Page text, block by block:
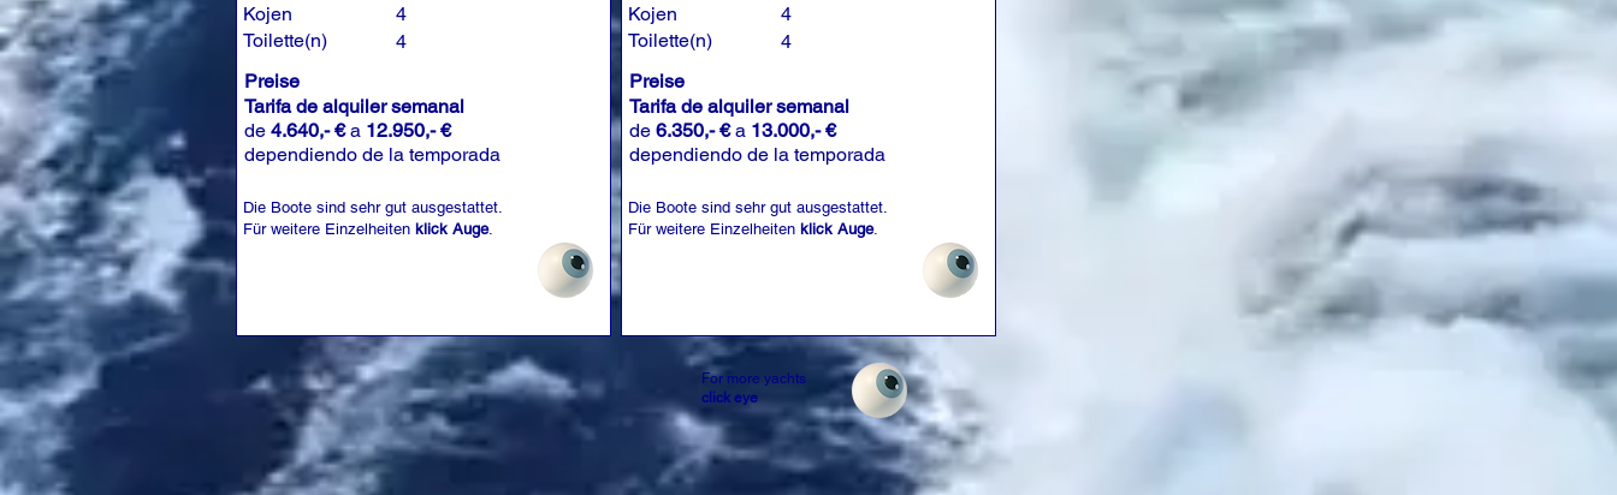
Kojen
Toilette(n)
4
4
Preise
Tarifa de alquiler semanal
de 4.640,- €a 12.950,- €
dependiendo de la temporada
Die Boote sind sehr gut ausgestattet.
Für weitere Einzelheiten klick Auge.
Kojen
Toilette(n)
4
4
Preise
Tarifa de alquiler semanal
de 6.350,- €a 13.000,- €
dependiendo de la temporada
Die Boote sind sehr gut ausgestattet.
Für weitere Einzelheiten klick Auge.
For more yachts
click eye